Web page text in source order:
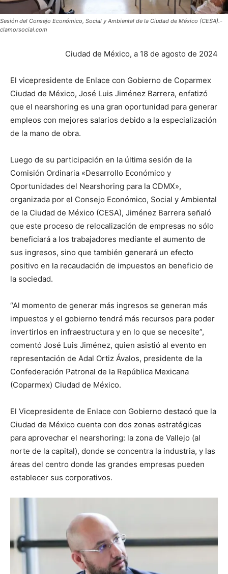
Sesión del Consejo Económico, Social y Ambiental de la Ciudad de México (CESA).-
clamorsocial.com
Ciudad de México, a 18 de agosto de 2024
El vicepresidente de Enlace con Gobierno de Coparmex
Ciudad de México, José Luis Jiménez Barrera, enfatizó
que el nearshoring es una gran oportunidad para generar
empleos con mejores salarios debido a la especialización
de la mano de obra.
Luego de su participación en la última sesión de la
Comisión Ordinaria «Desarrollo Económico y
Oportunidades del Nearshoring para la CDMX»,
organizada por el Consejo Económico, Social y Ambiental
de la Ciudad de México (CESA), Jiménez Barrera señaló
que este proceso de relocalización de empresas no sólo
beneficiará a los trabajadores mediante el aumento de
sus ingresos, sino que también generará un efecto
positivo en la recaudación de impuestos en beneficio de
la sociedad.
“Al momento de generar más ingresos se generan más
impuestos y el gobierno tendrá más recursos para poder
invertirlos en infraestructura y en lo que se necesite”,
comentó José Luis Jiménez, quien asistió al evento en
representación de Adal Ortiz Ávalos, presidente de la
Confederación Patronal de la República Mexicana
(Coparmex) Ciudad de México.
El Vicepresidente de Enlace con Gobierno destacó que la
Ciudad de México cuenta con dos zonas estratégicas
para aprovechar el nearshoring: la zona de Vallejo (al
norte de la capital), donde se concentra la industria, y las
áreas del centro donde las grandes empresas pueden
establecer sus corporativos.